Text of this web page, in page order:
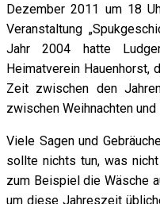
Dezember 2011 um 18
Veranstaltung
Jahr 2004 hatte
Heimatverein Hauenhorst,
Zeit zwischen den
zwischen Weihnachten und
Viele Sagen und
sollte nichts tun, was
zum Beispiel die Wäsche
um diese Jahreszeit